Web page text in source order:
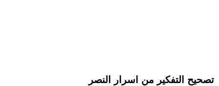
تصحيح التفكير من اسرار النصر